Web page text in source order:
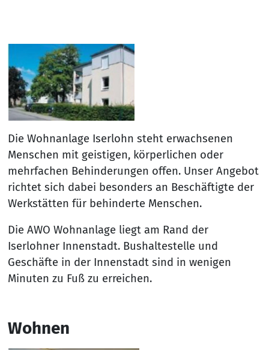
Die Wohnanlage Iserlohn steht erwachsenen
Menschen mit geistigen, körperlichen oder
mehrfachen Behinderungen offen. Unser Angebot
richtet sich dabei besonders an Beschäftigte der
Werkstätten für behinderte Menschen.
Die AWO Wohnanlage liegt am Rand der
Iserlohner Innenstadt. Bushaltestelle und
Geschäfte in der Innenstadt sind in wenigen
Minuten zu Fuß zu erreichen.
Wohnen